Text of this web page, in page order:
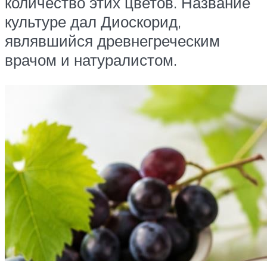
культуре дал Диоскорид,
являвшийся древнегреческим
врачом и натуралистом.